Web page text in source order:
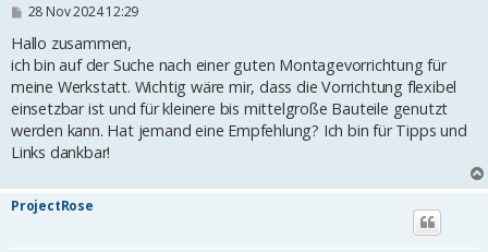
B
i
t
r
a
g
28 Nov 2024 12:29
Hallo zusammen,
ich bin auf der Suche nach einer guten Montagevorrichtung für
meine Werkstatt. Wichtig wäre mir, dass die Vorrichtung flexibel
einsetzbar ist und für kleinere bis mittelgroße Bauteile genutzt
werden kann. Hat jemand eine Empfehlung? Ich bin für Tipps und
Links dankbar!
ProjectRose